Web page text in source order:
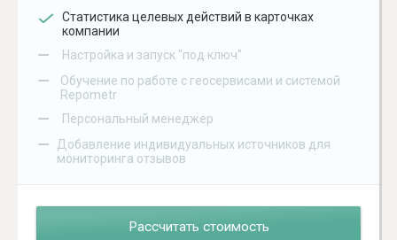
Статистика целевых действий в карточках
компании
– Настройка и запуск "под ключ"
–
Обучение по работе с геосервисами и системой
Repometr
– Персональный менеджер
–
Добавление индивидуальных источников для
мониторинга отзывов
Рассчитать стоимость